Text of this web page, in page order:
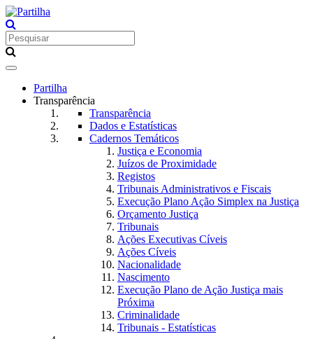
Toggle
navigationPartilha
Transparência
Transparência
Dados e Estatísticas
Cadernos Temáticos
Justiça e Economia
Juízos de Proximidade
Registos
Tribunais Administrativos e Fiscais
Execução Plano Ação Simplex na Justiça
Orçamento Justiça
Tribunais
Ações Executivas Cíveis
Ações Cíveis
Nacionalidade
Nascimento
Execução Plano de Ação Justiça mais
Próxima
Criminalidade
Tribunais - Estatísticas